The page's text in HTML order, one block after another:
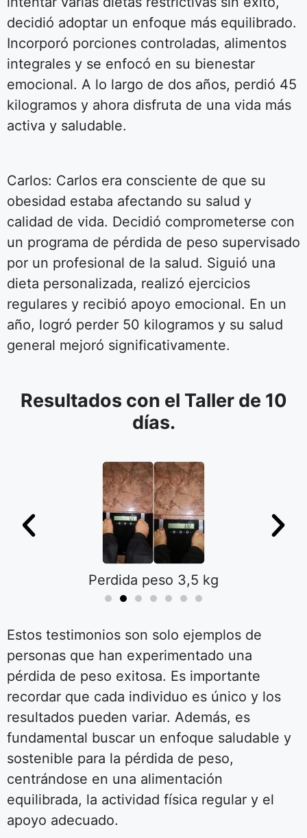
decidió adoptar un enfoque más equilibrado.
Incorporó porciones controladas, alimentos
integrales y se enfocó en su bienestar
emocional. A lo largo de dos años, perdió 45
kilogramos y ahora disfruta de una vida más
activa y saludable.
Carlos: Carlos era consciente de que su
obesidad estaba afectando su salud y
calidad de vida. Decidió comprometerse con
un programa de pérdida de peso supervisado
por un profesional de la salud. Siguió una
dieta personalizada, realizó ejercicios
regulares y recibió apoyo emocional. En un
año, logró perder 50 kilogramos y su salud
general mejoró significativamente.
Resultados con el Taller de 10
días.
Perdida peso 3,5 kg
Estos testimonios son solo ejemplos de
personas que han experimentado una
pérdida de peso exitosa. Es importante
recordar que cada individuo es único y los
resultados pueden variar. Además, es
fundamental buscar un enfoque saludable y
sostenible para la pérdida de peso,
centrándose en una alimentación
equilibrada, la actividad física regular y el
apoyo adecuado.